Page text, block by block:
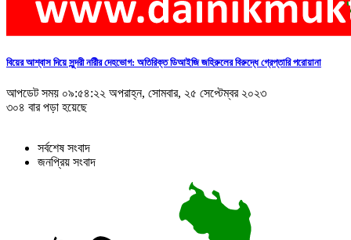
বিয়ের আশ্বাস দিয়ে সুন্দরী নরিীর দেহভোগ: অতিরিক্ত ডিআইজি জহিরুলের বিরুদ্ধে গ্রেপ্তারি পরোয়ানা
আপডেট সময় ০৯:৫৪:২২ অপরাহ্ন, সোমবার, ২৫ সেপ্টেম্বর ২০২৩
৩০৪ বার পড়া হয়েছে
সর্বশেষ সংবাদ
জনপ্রিয় সংবাদ